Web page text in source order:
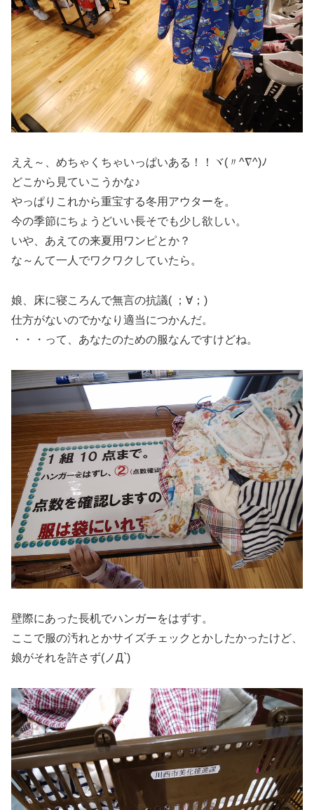
ええ～、めちゃくちゃいっぱいある！！ヾ(〃^∇^)ﾉ
どこから見ていこうかな♪
やっぱりこれから重宝する冬用アウターを。
今の季節にちょうどいい長そでも少し欲しい。
いや、あえての来夏用ワンピとか？
な～んて一人でワクワクしていたら。
娘、床に寝ころんで無言の抗議( ；∀；)
仕方がないのでかなり適当につかんだ。
・・・って、あなたのための服なんですけどね。
壁際にあった長机でハンガーをはずす。
ここで服の汚れとかサイズチェックとかしたかったけど、
娘がそれを許さず(ノД`)